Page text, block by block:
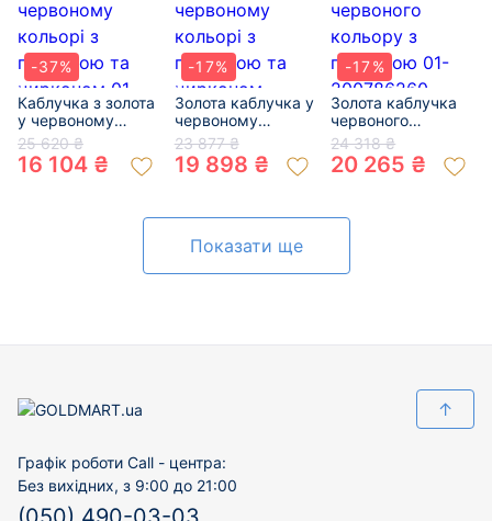
-37%
Каблучка з золота
у червоному
кольорі з
перлиною та
цирконом 01-
25 620 ₴
16 104 ₴
-17%
Золота каблучка у
червоному
кольорі з
перлиною та
цирконом «Куля»
23 877 ₴
19 898 ₴
-17%
Золота каблучка
червоного
кольору з
перлиною 01-
200786260
24 318 ₴
20 265 ₴
Показати ще
↑
Графік роботи Call - центра:
Без вихідних, з 9:00 до 21:00